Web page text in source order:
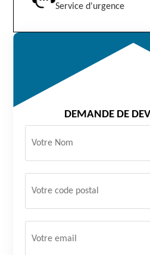
Service d'urgence
DEMANDE DE